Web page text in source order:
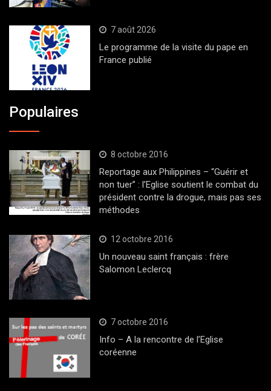
7 août 2026
Le programme de la visite du pape en
France publié
Populaires
8 octobre 2016
Reportage aux Philippines – “Guérir et
non tuer” : l’Eglise soutient le combat du
président contre la drogue, mais pas ses
méthodes
12 octobre 2016
Un nouveau saint français : frère
Salomon Leclercq
7 octobre 2016
Info – A la rencontre de l’Eglise
coréenne